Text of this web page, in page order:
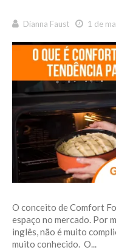
Dianna Faust 1 de
O conceito de Comfort
espaço no mercado. Por
inglês, não é muito
muito conhecido. O...